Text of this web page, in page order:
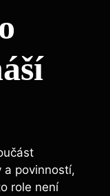
‍a povinností,
role není